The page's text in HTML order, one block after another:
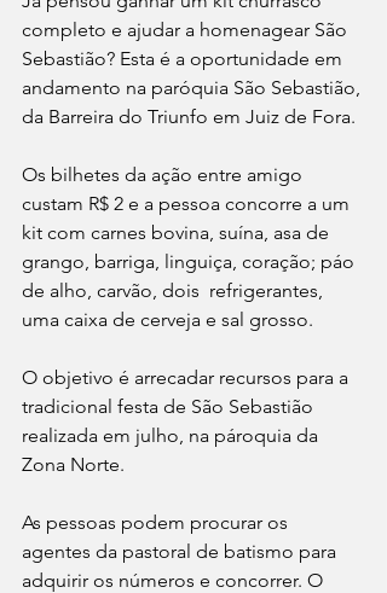
completo e ajudar a homenagear São
Sebastião? Esta é a oportunidade em
andamento na paróquia São Sebastião,
da Barreira do Triunfo em Juiz de Fora.
Os bilhetes da ação entre amigo
custam R$ 2 e a pessoa concorre a um
kit com carnes bovina, suína, asa de
grango, barriga, linguiça, coração; páo
de alho, carvão, dois  refrigerantes,
uma caixa de cerveja e sal grosso.
O objetivo é arrecadar recursos para a
tradicional festa de São Sebastião
realizada em julho, na pároquia da
Zona Norte.
As pessoas podem procurar os
agentes da pastoral de batismo para
adquirir os números e concorrer. O